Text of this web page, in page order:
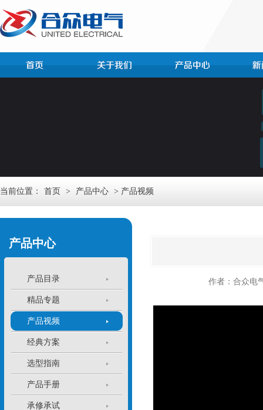
当前位置： 首页 > 产品中心 > 产品视频
产品中心
产品目录
精品专题
产品视频
经典方案
选型指南
产品手册
承修承试
作者：合众电